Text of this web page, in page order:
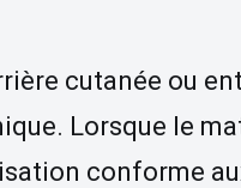
cutanée ou
Lorsque le
conforme